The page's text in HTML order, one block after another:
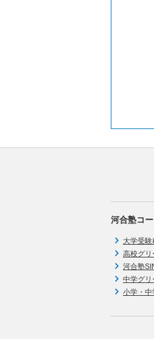
河合塾コ
大学受験
高校グリ
河合塾
中学グリ
小学・中